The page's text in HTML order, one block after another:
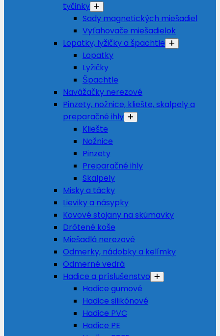
tyčinky
Sady magnetických miešadiel
Vyťahovače miešadielok
Lopatky, lyžičky a špachtle
Lopatky
Lyžičky
Špachtle
Navážačky nerezové
Pinzety, nožnice, kliešte, skalpely a
preparačné ihly
Kliešte
Nožnice
Pinzety
Preparačné ihly
Skalpely
Misky a tácky
Lieviky a násypky
Kovové stojany na skúmavky
Drôtené koše
Miešadlá nerezové
Odmerky, nádobky a kelímky
Odmerné vedrá
Hadice a príslušenstvo
Hadice gumové
Hadice silikónové
Hadice PVC
Hadice PE